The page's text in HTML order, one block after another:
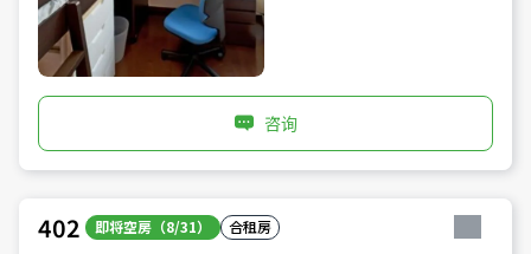
咨询
402 即将空房（8/31） 合租房